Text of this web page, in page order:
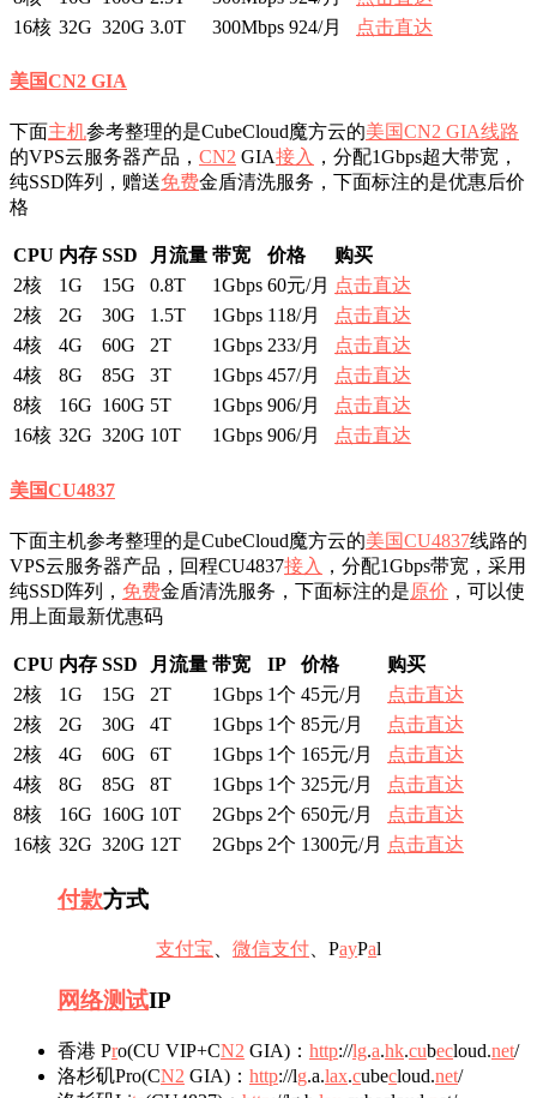
16核 32G 320G 3.0T 300Mbps 924/月 点击直达
美国CN2 GIA
下面主机参考整理的是CubeCloud魔方云的美国CN2 GIA线路
的VPS云服务器产品， CN2 GIA接入 ，分配1Gbps超大带宽，
纯SSD阵列，赠送免费金盾清洗服务，下面标注的是优惠后价
格
CPU 内存 SSD 月流量 带宽 价格
购买
2核
1G 15G 0.8T 1Gbps 60元/月 点击直达
2核
2G 30G 1.5T 1Gbps 118/月
点击直达
4核
4G 60G 2T 1Gbps 233/月
点击直达
4核
8G 85G 3T 1Gbps 457/月
点击直达
8核
16G 160G 5T 1Gbps 906/月
点击直达
16核 32G 320G 10T 1Gbps 906/月 点击直达
美国CU4837
下面主机参考整理的是CubeCloud魔方云的美国CU4837线路的
VPS云服务器产品，回程CU4837接入 ，分配1Gbps带宽，采用
纯SSD阵列， 免费金盾清洗服务，下面标注的是原价 ，可以使
用上面最新优惠码
CPU 内存 SSD 月流量 带宽 IP 价格
购买
2核
1G 15G 2T 1Gbps 1个 45元/月
点击直达
2核
2G 30G 4T 1Gbps 1个 85元/月
点击直达
2核
4G 60G 6T 1Gbps 1个 165元/月
点击直达
4核
8G 85G 8T 1Gbps 1个 325元/月
点击直达
8核
16G 160G 10T 2Gbps 2个 650元/月
点击直达
16核 32G 320G 12T 2Gbps 2个 1300元/月 点击直达
付款方式
支付宝 微信支付 、PayPal
网络测试IP
香港 Pro(CU VIP+CN2 GIA)： http://lg.a.hk.cubecloud.net/
洛杉矶Pro(CN2 GIA)： http://lg.a.lax.cubecloud.net/